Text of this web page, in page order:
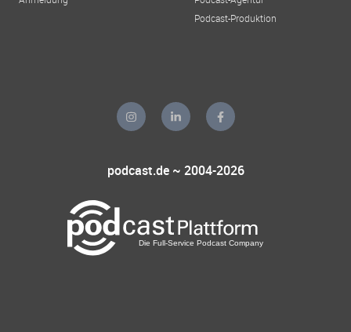
Podcast-Produktion
podcast.de ~ 2004-2026